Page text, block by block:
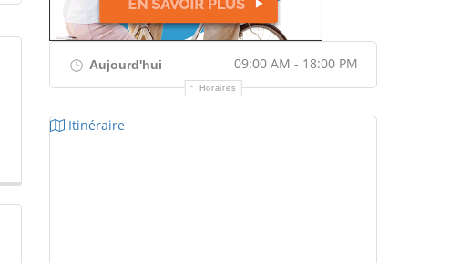
Aujourd'hui 09:00 AM - 18:00 PM
Horaires
Itinéraire